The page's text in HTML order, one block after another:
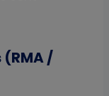
/